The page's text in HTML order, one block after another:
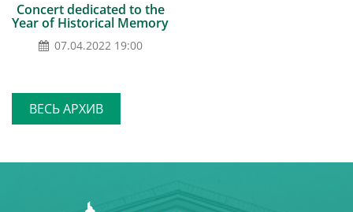
Concert dedicated to the
Year of Historical Memory
07.04.2022 19:00
ВЕСЬ АРХИВ